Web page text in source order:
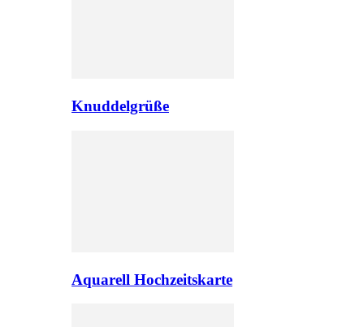
Knuddelgrüße
Aquarell Hochzeitskarte